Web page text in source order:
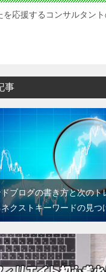
応援するコンサルタン
事
ドブログの書き方と次のト
クストキーワードの見つ